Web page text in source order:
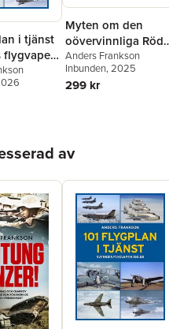
i tjänst
flygvapen
Myten om den
oövervinnliga Röda
armén
Anders Frankson
Inbunden, 2025
299 kr
av